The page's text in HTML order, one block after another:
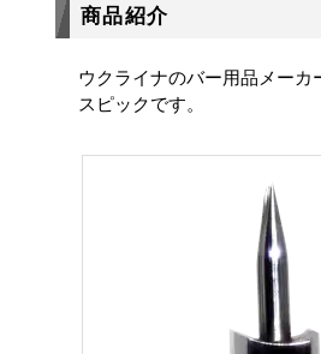
商品紹介
ウクライナのバー用品メー
スピックです。